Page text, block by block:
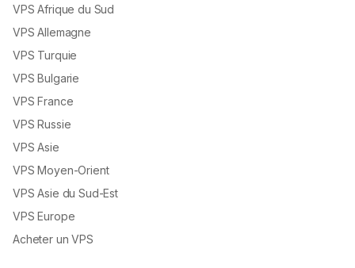
VPS Afrique du Sud
VPS Allemagne
VPS Turquie
VPS Bulgarie
VPS France
VPS Russie
VPS Asie
VPS Moyen-Orient
VPS Asie du Sud-Est
VPS Europe
Acheter un VPS